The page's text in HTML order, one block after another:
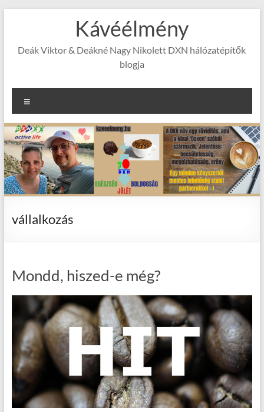
Kávéélmény
Deák Viktor & Deákné Nagy Nikolett DXN hálózatépítők
blogja
vállalkozás
Mondd, hiszed-e még?